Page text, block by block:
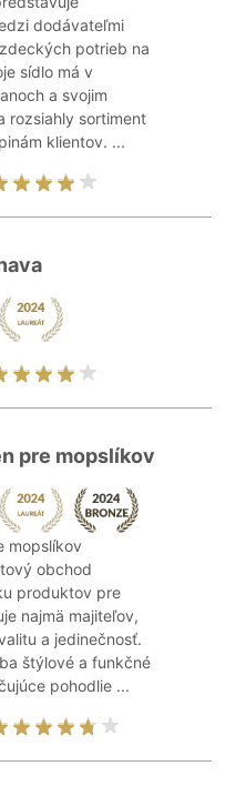
dodávateľmi
potrieb na
sídlo má v
a svojim
rozsiahly sortiment
klientov. ...
pre mopslíkov
mopslíkov
obchod
produktov pre
najmä majiteľov,
a jedinečnosť.
štýlové a funkčné
pohodlie ...